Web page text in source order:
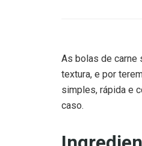
As bolas de carne
textura, e por
simples, rápida e
caso.